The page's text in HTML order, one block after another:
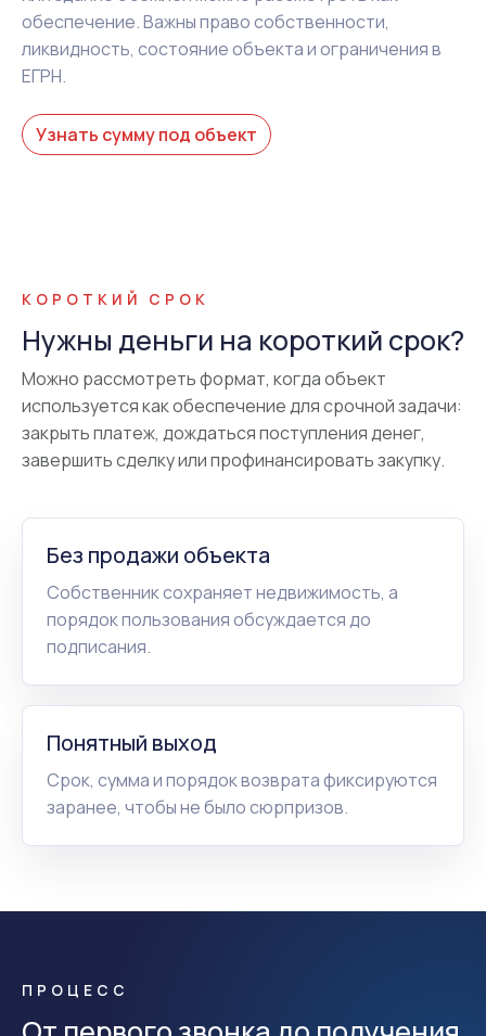
обеспечение. Важны право собственности,
ликвидность, состояние объекта и ограничения в
ЕГРН.
Узнать сумму под объект
КОРОТКИЙ СРОК
Нужны деньги на короткий срок?
Можно рассмотреть формат, когда объект
используется как обеспечение для срочной задачи:
закрыть платеж, дождаться поступления денег,
завершить сделку или профинансировать закупку.
Без продажи объекта
Собственник сохраняет недвижимость, а
порядок пользования обсуждается до
подписания.
Понятный выход
Срок, сумма и порядок возврата фиксируются
заранее, чтобы не было сюрпризов.
ПРОЦЕСС